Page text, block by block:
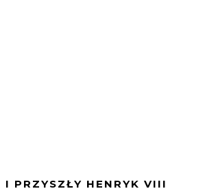
I PRZYSZŁY HENRYK VIII